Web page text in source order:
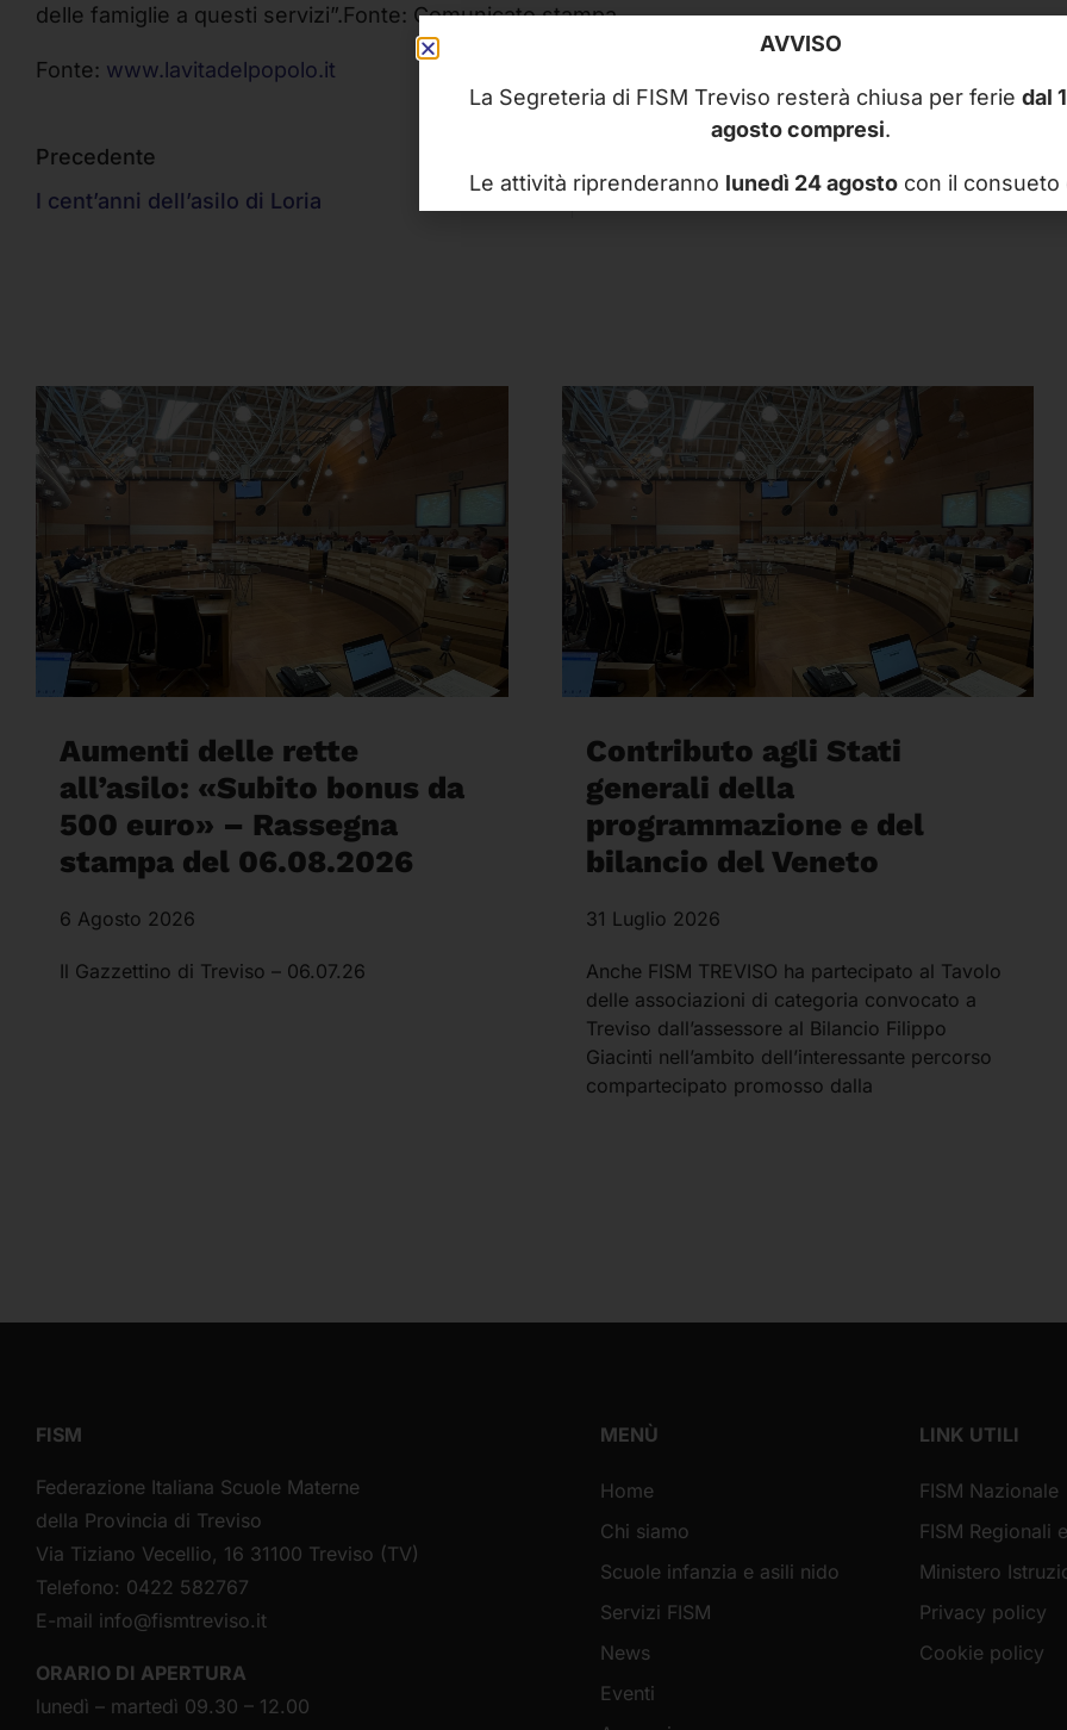
delle famiglie a questi servizi”.Fonte: Comunicato stampa
Fonte: www.lavitadelpopolo.it
Precedente
I cent’anni dell’asilo di Loria
Treviso: FISM e Diocesi
Aumenti delle rette
all’asilo: «Subito bonus da
500 euro» – Rassegna
stampa del 06.08.2026
6 Agosto 2026
Il Gazzettino di Treviso – 06.07.26
Contributo agli Stati
generali della
programmazione e del
bilancio del Veneto
31 Luglio 2026
Anche FISM TREVISO ha partecipato al Tavolo
delle associazioni di categoria convocato a
Treviso dall’assessore al Bilancio Filippo
Giacinti nell’ambito dell’interessante percorso
compartecipato promosso dalla
FISM
Federazione Italiana Scuole Materne
della Provincia di Treviso
Via Tiziano Vecellio, 16 31100 Treviso (TV)
Telefono: 0422 582767
E-mail info@fismtreviso.it
ORARIO DI APERTURA
lunedì – martedì 09.30 – 12.00
MENÙ
Home
Chi siamo
Scuole infanzia e asili nido
Servizi FISM
News
Eventi
LINK UTILI
FISM Nazionale
FISM Regionali
Ministero
Privacy policy
Cookie policy
AVVISO
La Segreteria di FISM Treviso resterà chiusa per ferie dal
agosto compresi.
Le attività riprenderanno lunedì 24 agosto con il consueto